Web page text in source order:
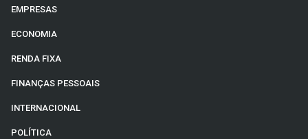
EMPRESAS
ECONOMIA
RENDA FIXA
FINANÇAS PESSOAIS
INTERNACIONAL
POLÍTICA